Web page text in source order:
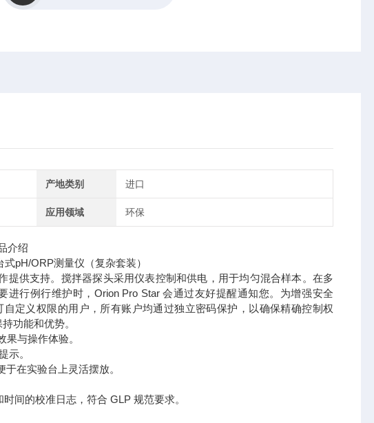
产地类别 进口
应用领域 环保
介绍
提供支持。搅拌器探头采用仪表控制和供电，用于均匀混合样本。在多
行例行维护时，Orion Pro Star 会通过友好提醒通知您。为增强安全
定义权限的用户，所有账户均通过独立密码保护，以确保精确控制权
功能和优势。
与操作体验。
示。
在实验台上灵活摆放。
间的校准日志，符合 GLP 规范要求。